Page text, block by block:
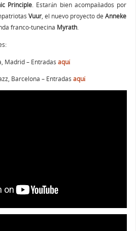
Principle. Estarán bien acompañados por
Vuur, el nuevo proyecto de Anneke
franco-tunecina Myrath.
Madrid – Entradas aquí
Barcelona – Entradas aquí